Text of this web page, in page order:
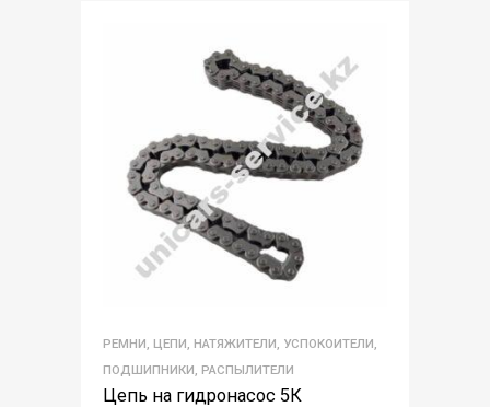
РЕМНИ, ЦЕПИ, НАТЯЖИТЕЛИ, УСПОКОИТЕЛИ,
ПОДШИПНИКИ, РАСПЫЛИТЕЛИ
Цепь на гидронасос 5К